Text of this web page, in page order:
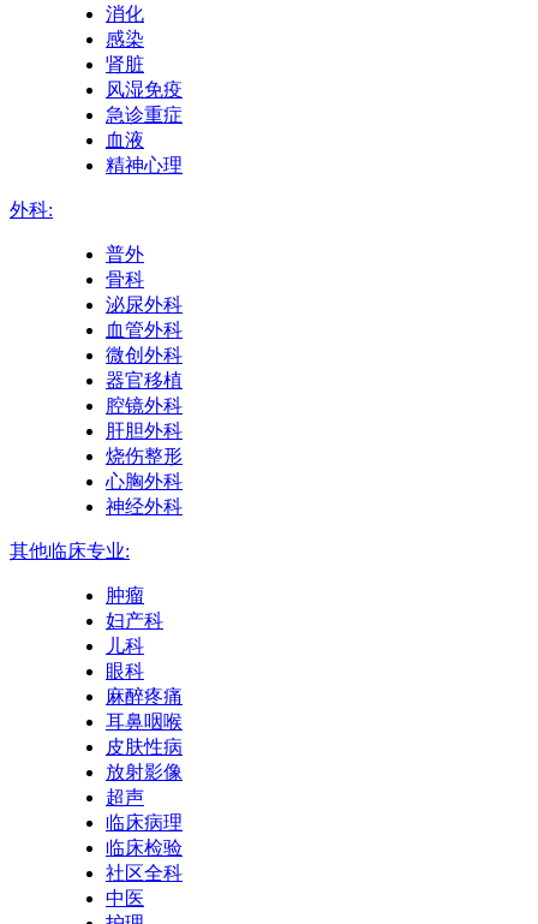
消化
感染
肾脏
风湿免疫
急诊重症
血液
精神心理
外科:
普外
骨科
泌尿外科
血管外科
微创外科
器官移植
腔镜外科
肝胆外科
烧伤整形
心胸外科
神经外科
其他临床专业:
肿瘤
妇产科
儿科
眼科
麻醉疼痛
耳鼻咽喉
皮肤性病
放射影像
超声
临床病理
临床检验
社区全科
中医